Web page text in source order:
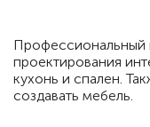
Профессиональный
проектирования
кухонь и спален.
создавать мебель.